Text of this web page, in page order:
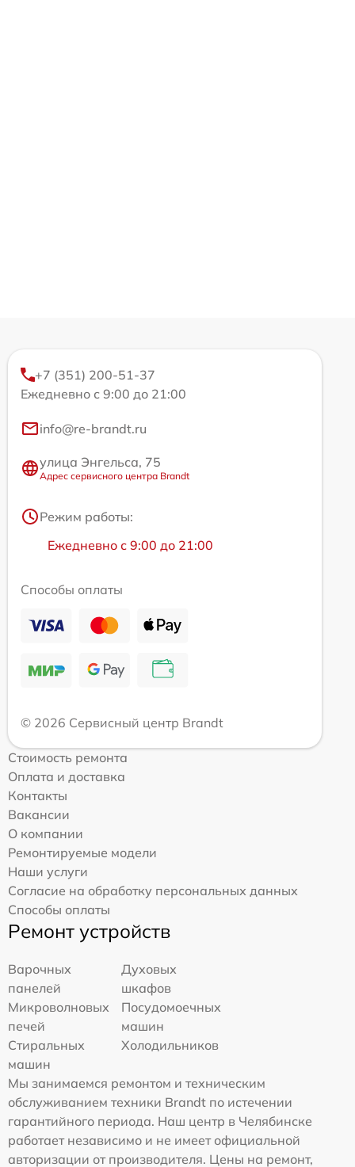
+7 (351) 200-51-37
Ежедневно с 9:00 до 21:00
info@re-brandt.ru
улица Энгельса, 75
Адрес сервисного центра Brandt
Режим работы:
Ежедневно с 9:00 до 21:00
Способы оплаты
© 2026 Сервисный центр Brandt
Стоимость ремонта
Оплата и доставка
Контакты
Вакансии
О компании
Ремонтируемые модели
Наши услуги
Согласие на обработку персональных данных
Способы оплаты
Ремонт устройств
Варочных
панелей
Духовых
шкафов
Микроволновых
печей
Посудомоечных
машин
Стиральных
машин
Холодильников
Мы занимаемся ремонтом и техническим
обслуживанием техники Brandt по истечении
гарантийного периода. Наш центр в Челябинске
работает независимо и не имеет официальной
авторизации от производителя. Цены на ремонт,